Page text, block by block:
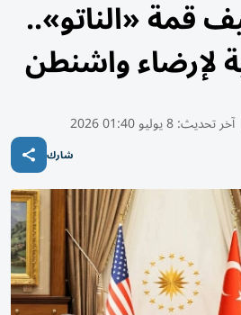
قمة «الناتو»..
لإرضاء واشنطن
آخر تحديث:8 يوليو 01:40 2026
شارك